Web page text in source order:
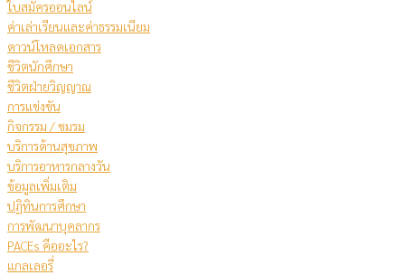
ใบสมัครออนไลน์
ค่าเล่าเรียนและค่าธรรมเนียม
ดาวน์โหลดเอกสาร
ชีวิตนักศึกษา
ชีวิตฝ่ายวิญญาณ
การแข่งขัน
กิจกรรม / ชมรม
บริการด้านสุขภาพ
บริการอาหารกลางวัน
ข้อมูลเพิ่มเติม
ปฏิทินการศึกษา
การพัฒนาบุคลากร
PACEs คืออะไร?
แกลเลอรี่